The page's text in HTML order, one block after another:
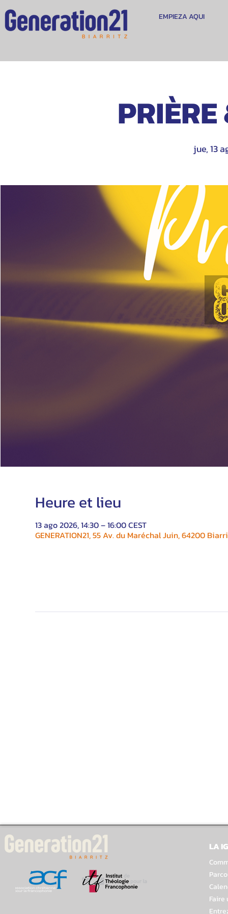
EMPIEZA AQUI
jue, 13
Heure et lieu
13 ago 2026, 14:30 – 16:00 CEST
GENERATION21, 55 Av. du Maréchal Juin, 64200
LA
Faire